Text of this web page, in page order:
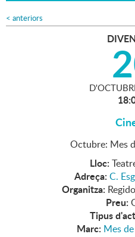
< anteriors
D'
Octubre: Mes
Lloc:
Adreça: C.
Organitza:
Preu:
Tipus
Marc: Mes